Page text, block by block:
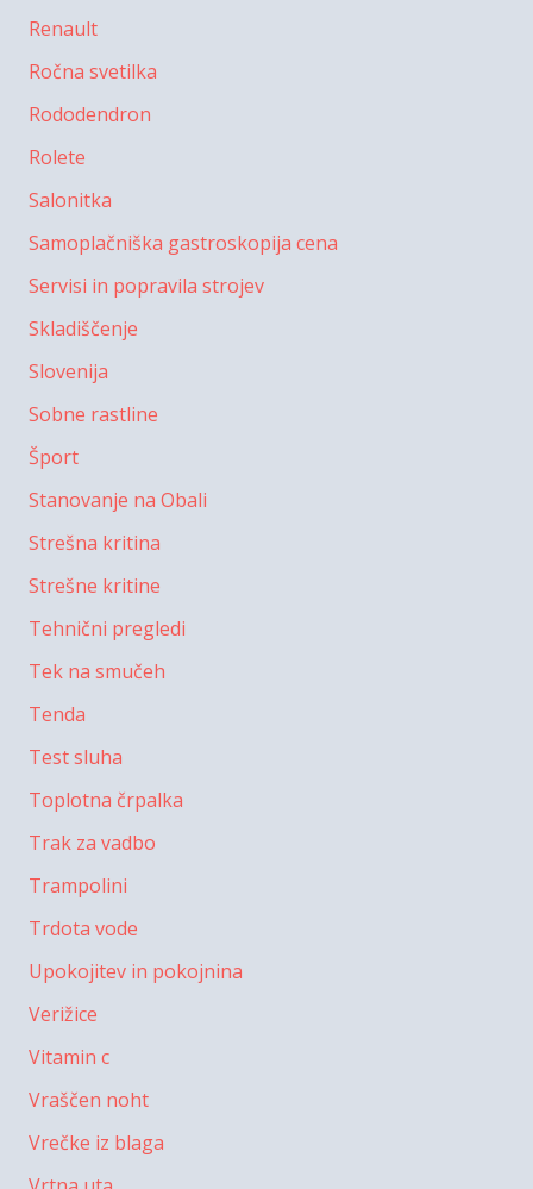
Renault
Ročna svetilka
Rododendron
Rolete
Salonitka
Samoplačniška gastroskopija cena
Servisi in popravila strojev
Skladiščenje
Slovenija
Sobne rastline
Šport
Stanovanje na Obali
Strešna kritina
Strešne kritine
Tehnični pregledi
Tek na smučeh
Tenda
Test sluha
Toplotna črpalka
Trak za vadbo
Trampolini
Trdota vode
Upokojitev in pokojnina
Verižice
Vitamin c
Vraščen noht
Vrečke iz blaga